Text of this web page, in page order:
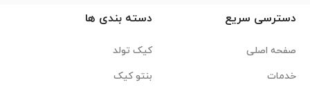
دسترسی سریع
صفحه اصلی
خدمات
دسته بندی ها
کیک تولد
بنتو کیک